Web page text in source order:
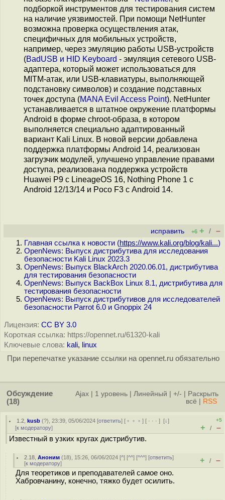
подборкой инструментов для тестирования систем
на наличие уязвимостей. При помощи NetHunter
возможна проверка осуществления атак,
специфичных для мобильных устройств,
например, через эмуляцию работы USB-устройств
(BadUSB и HID Keyboard - эмуляция сетевого USB-
адаптера, который может использоваться для
MITM-атак, или USB-клавиатуры, выполняющей
подстановку символов) и создание подставных
точек доступа (MANA Evil Access Point). NetHunter
устанавливается в штатное окружение платформы
Android в форме chroot-образа, в котором
выполняется специально адаптированный
вариант Kali Linux. В новой версии добавлена
поддержка платформы Android 14, реализован
загрузчик модулей, улучшено управление правами
доступа, реализована поддержка устройств
Huawei P9 с LineageOS 16, Nothing Phone 1 c
Android 12/13/14 и Poco F3 с Android 14.
исправить +6 + / –
Главная ссылка к новости (https://www.kali.org/blog/kali...)
OpenNews: Выпуск дистрибутива для исследования
безопасности Kali Linux 2023.3
OpenNews: Выпуск BlackArch 2020.06.01, дистрибутива
для тестирования безопасности
OpenNews: Выпуск BackBox Linux 8.1, дистрибутива для
тестирования безопасности
OpenNews: Выпуск дистрибутивов для исследователей
безопасности Parrot 6.0 и Gnoppix 24
Лицензия: CC BY 3.0
Короткая ссылка: https://opennet.ru/61320-kali
Ключевые слова: kali, linux
При перепечатке указание ссылки на opennet.ru обязательно
Обсуждение
(18)
Ajax 1 уровень Линейный +/-
Раскрыть
всё
RSS
1.2 ,kusb (?), 23:39, 05/06/2024 [ответить] [ ﹢﹢﹢] [ · · ·][↓]
[к модератору]
+5
+ / –
Известный в узких кругах дистрибутив.
2.18 ,Аноним (18), 15:26, 06/06/2024 [^] [^^] [^^^] [ответить]
[к модератору] + / –
Для теоретиков и преподавателей самое оно.
Хабровчанину, конечно, тяжко будет осилить.